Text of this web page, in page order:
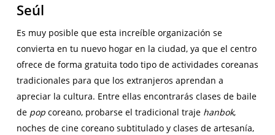
Seúl
Es muy posible que esta increíble organización se
convierta en tu nuevo hogar en la ciudad, ya que el centro
ofrece de forma gratuita todo tipo de actividades coreanas
tradicionales para que los extranjeros aprendan a
apreciar la cultura. Entre ellas encontrarás clases de baile
de popcoreano, probarse el tradicional traje hanbok,
noches de cine coreano subtitulado y clases de artesanía,